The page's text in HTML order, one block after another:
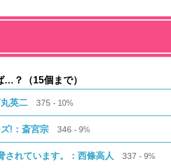
…？（15個まで）
英二 375 10%
!：斎宮宗 346 9%
されています。：西條高人 337 9%